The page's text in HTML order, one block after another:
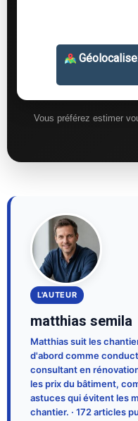
Vous préférez estimer
L'AUTEUR
matthias semila
Matthias suit les
d'abord comme
consultant en
les prix du bâtiment,
astuces qui évitent les
chantier. · 172 articles